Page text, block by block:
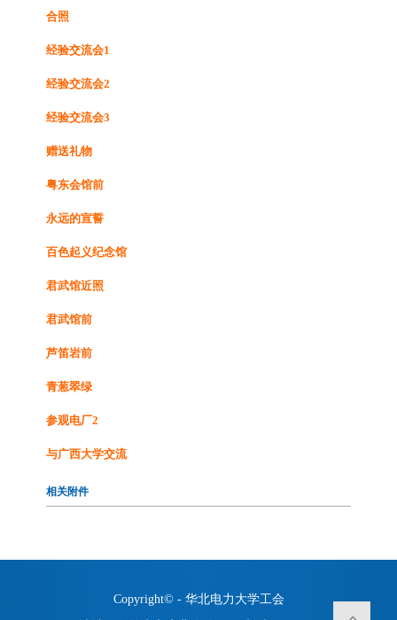
合照
经验交流会1
经验交流会2
经验交流会3
赠送礼物
粤东会馆前
永远的宣誓
百色起义纪念馆
君武馆近照
君武馆前
芦笛岩前
青葱翠绿
参观电厂2
与广西大学交流
相关附件
Copyright© - 华北电力大学工会